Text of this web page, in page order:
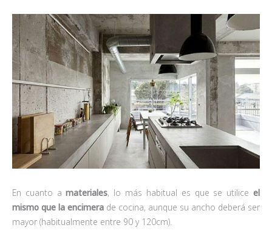
En cuanto a materiales, lo más habitual es que se utiliceel
mismo que la encimera de cocina, aunque su ancho deberá ser
mayor (habitualmente entre 90 y 120cm).